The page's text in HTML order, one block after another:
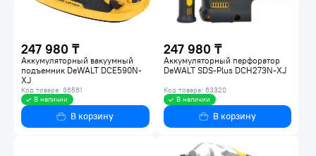
247 980 ₸
Аккумуляторный вакуумный
подъемник DeWALT DCE590N-
XJ
Код товара: 86561
В наличии
В корзину
247 980 ₸
Аккумуляторный перфоратор
DeWALT SDS-Plus DCH273N-XJ
Код товара: 63320
В наличии
В корзину